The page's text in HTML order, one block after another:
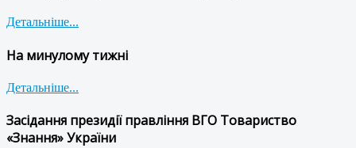
Детальніше...
На минулому тижні
Детальніше...
Засідання президії правління ВГО Товариство
«Знання» України